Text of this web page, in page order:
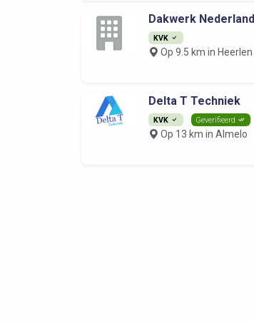
Dakwerk Nederland
KVK
Op 9.5 km in Heerlen
Delta T Techniek
KVK Geverifieerd
Op 13 km in Almelo